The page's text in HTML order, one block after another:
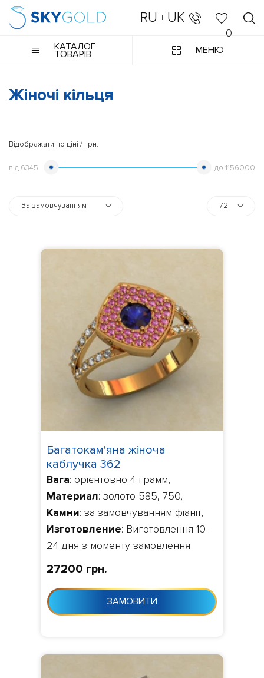
RU | UK
0
КАТАЛОГ
ТОВАРІВ МЕНЮ
Жіночі кільця
Відображати по ціні / грн:
від 6345 до 1156000
За замовчуванням 72
Багатокам'яна жіноча
каблучка 362
Вага: орієнтовно 4 грамм,
Материал: золото 585, 750,
Камни: за замовчуванням фіаніт,
Изготовление: Виготовлення 10-
24 дня з моменту замовлення
27200 грн.
ЗАМОВИТИ